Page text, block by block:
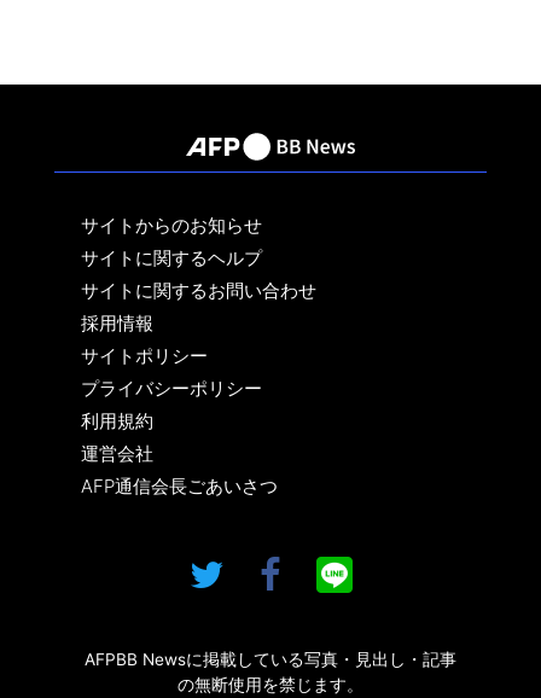
サイトからのお知らせ
サイトに関するヘルプ
サイトに関するお問い合わせ
採用情報
サイトポリシー
プライバシーポリシー
利用規約
運営会社
AFP通信会長ごあいさつ
AFPBB Newsに掲載している写真・見出し・記事
の無断使用を禁じます。